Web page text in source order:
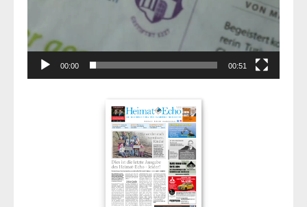
00:00 00:51